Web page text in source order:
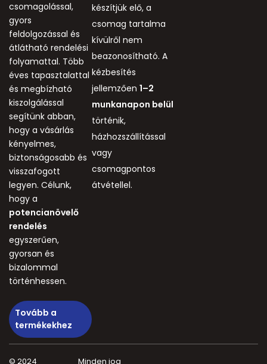
csomagolással,
gyors
feldolgozással és
átlátható rendelési
folyamattal. Több
éves tapasztalattal
és megbízható
kiszolgálással
segítünk abban,
hogy a vásárlás
kényelmes,
biztonságosabb és
visszafogott
legyen. Célunk,
hogy a
potencianövelő
rendelés
egyszerűen,
gyorsan és
bizalommal
történhessen.
Tovább a
termékekhez
készítjük elő, a
csomag tartalma
kívülről nem
beazonosítható. A
kézbesítés
jellemzően1–2
munkanapon belül
történik,
házhozszállítással
vagy
csomagpontos
átvétellel.
© 2024 Minden jog